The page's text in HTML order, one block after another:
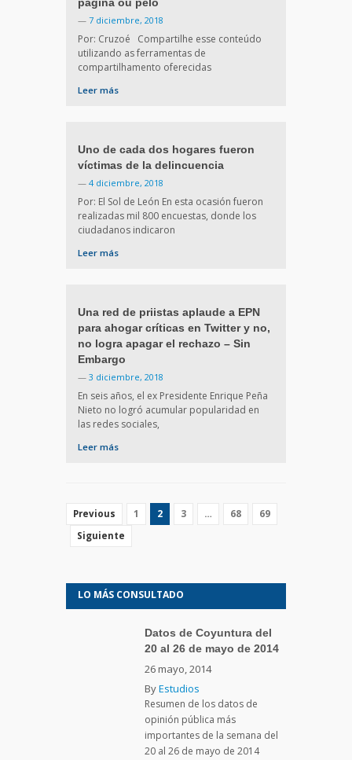
— 7 diciembre, 2018
Por: Cruzoé Compartilhe esse conteúdo
utilizando as ferramentas de
compartilhamento oferecidas
Leer más
Uno de cada dos hogares fueron
víctimas de la delincuencia
— 4 diciembre, 2018
Por: El Sol de León En esta ocasión fueron
realizadas mil 800 encuestas, donde los
ciudadanos indicaron
Leer más
Una red de priistas aplaude a EPN
para ahogar críticas en Twitter y no,
no logra apagar el rechazo – Sin
Embargo
— 3 diciembre, 2018
En seis años, el ex Presidente Enrique Peña
Nieto no logró acumular popularidad en
las redes sociales,
Leer más
Previous 1 2 3 … 68 69
Siguiente
LO MÁS CONSULTADO
Datos de Coyuntura del
20 al 26 de mayo de 2014
26 mayo, 2014
ByEstudios
Resumen de los datos de
opinión pública más
importantes de la semana del
20 al 26 de mayo de 2014